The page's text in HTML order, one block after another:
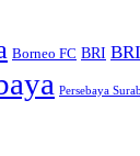
Borneo FC BRI
Persebaya